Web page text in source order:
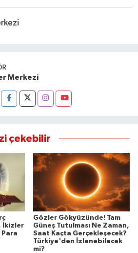
Merkezi
çekebilir
İkizler
Para
Gözler Gökyüzünde! Tam
Güneş Tutulması Ne Zaman,
Saat Kaçta Gerçekleşecek?
Türkiye'den İzlenebilecek
mi?